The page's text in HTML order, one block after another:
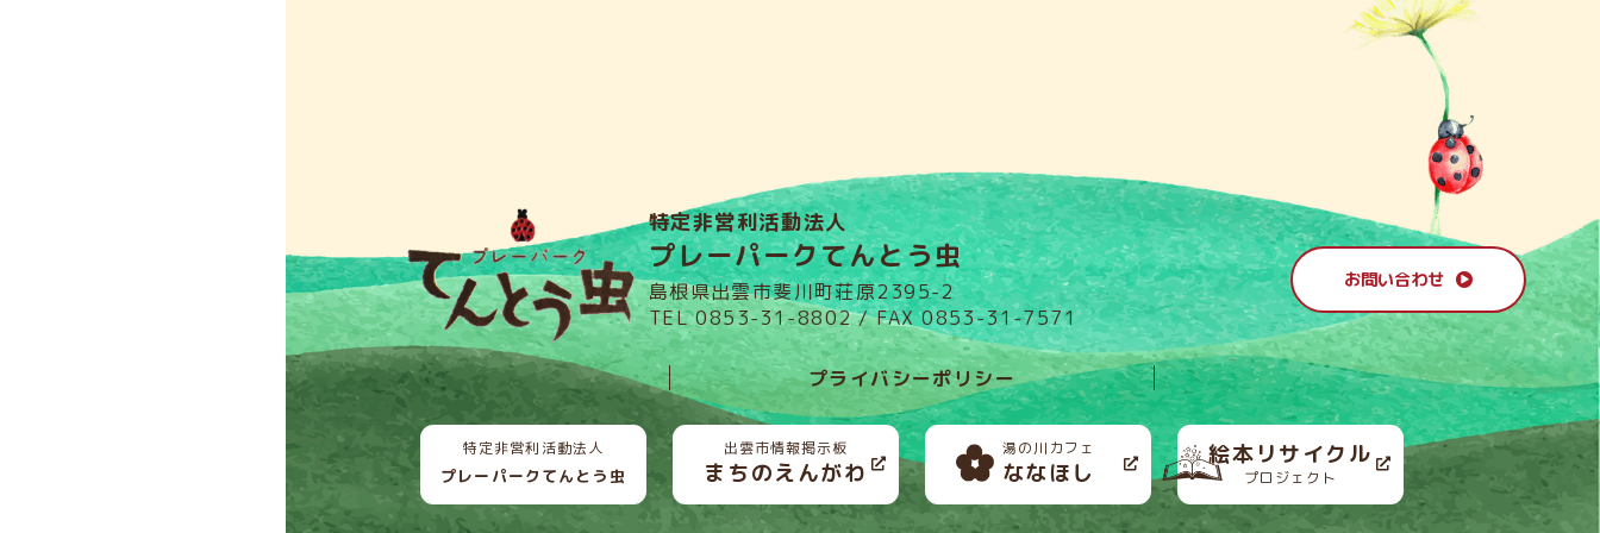
特定非営利活動法人
プレーパークてんとう虫
島根県出雲市斐川町荘原2395-2
TEL 0853-31-8802 / FAX 0853-31-7571
お問い合わせ
プライバシーポリシー
特定非営利活動法人
プレーパークてんとう虫
出雲市情報掲示板
まちのえんがわ
湯の川カフェ
ななほし
絵本リサイクル
プロジェクト